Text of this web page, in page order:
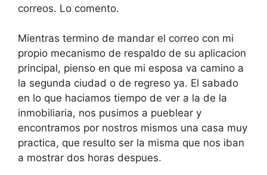
correos. Lo comento.
Mientras termino de mandar el correo con mi
propio mecanismo de respaldo de su aplicacion
principal, pienso en que mi esposa va camino a
la segunda ciudad o de regreso ya. El sabado
en lo que haciamos tiempo de ver a la de la
inmobiliaria, nos pusimos a pueblear y
encontramos por nostros mismos una casa muy
practica, que resulto ser la misma que nos iban
a mostrar dos horas despues.